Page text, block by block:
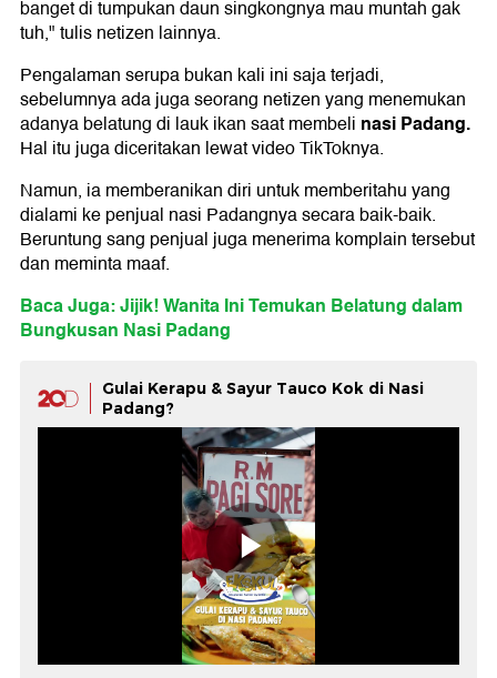
banget di tumpukan daun singkongnya mau muntah gak
tuh," tulis netizen lainnya.
Pengalaman serupa bukan kali ini saja terjadi,
sebelumnya ada juga seorang netizen yang menemukan
adanya belatung di lauk ikan saat membeli nasi Padang.
Hal itu juga diceritakan lewat video TikToknya.
Namun, ia memberanikan diri untuk memberitahu yang
dialami ke penjual nasi Padangnya secara baik-baik.
Beruntung sang penjual juga menerima komplain tersebut
dan meminta maaf.
Baca Juga: Jijik! Wanita Ini Temukan Belatung dalam
Bungkusan Nasi Padang
Gulai Kerapu & Sayur Tauco Kok di Nasi
Padang?